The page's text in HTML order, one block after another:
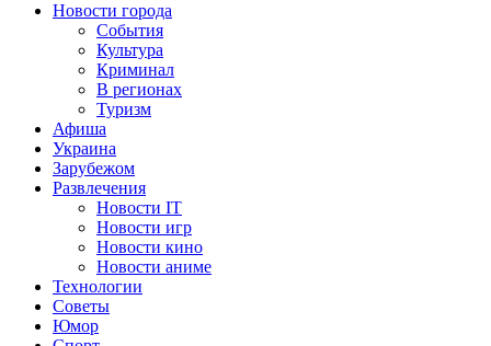
Новости города
События
Культура
Криминал
В регионах
Туризм
Афиша
Украина
Зарубежом
Развлечения
Новости IT
Новости игр
Новости кино
Новости аниме
Технологии
Советы
Юмор